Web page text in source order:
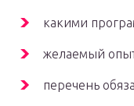
какими
желаемый
перечень